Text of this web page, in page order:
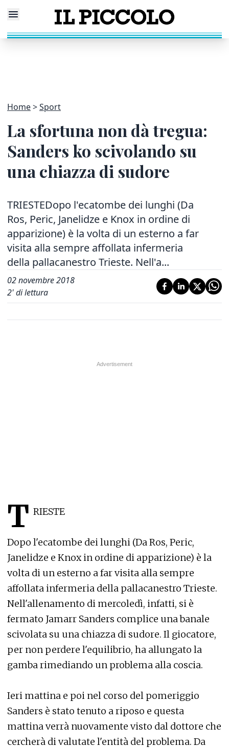
Home Sport
La sfortuna non dà tregua:
Sanders ko scivolando su
una chiazza di sudore
TRIESTEDopo l'ecatombe dei lunghi (Da
Ros, Peric, Janelidze e Knox in ordine di
apparizione) è la volta di un esterno a far
visita alla sempre affollata infermeria
della pallacanestro Trieste. Nell'a...
02 novembre 2018
2' di lettura
T RIESTE
Dopo l'ecatombe dei lunghi (Da Ros, Peric,
Janelidze e Knox in ordine di apparizione) è la
volta di un esterno a far visita alla sempre
affollata infermeria della pallacanestro Trieste.
Nell'allenamento di mercoledì, infatti, si è
fermato Jamarr Sanders complice una banale
scivolata su una chiazza di sudore. Il giocatore,
per non perdere l'equilibrio, ha allungato la
gamba rimediando un problema alla coscia.
Ieri mattina e poi nel corso del pomeriggio
Sanders è stato tenuto a riposo e questa
mattina verrà nuovamente visto dal dottore che
cercherà di valutate l'entità del problema. Da